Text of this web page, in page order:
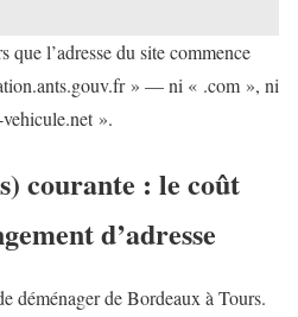
l’adresse du site commence
» — ni « .com », ni
».
courante : le coût
d’adresse
déménager de Bordeaux à Tours.